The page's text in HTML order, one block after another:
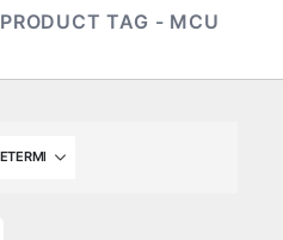
PRODUCT TAG - MCU